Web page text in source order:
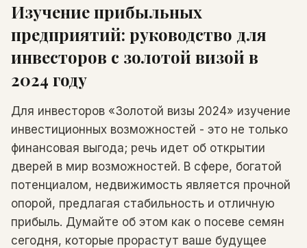
Изучение прибыльных
предприятий: руководство для
инвесторов с золотой визой в
2024 году
Для инвесторов «Золотой визы 2024» изучение
инвестиционных возможностей - это не только
финансовая выгода; речь идет об открытии
дверей в мир возможностей. В сфере, богатой
потенциалом, недвижимость является прочной
опорой, предлагая стабильность и отличную
прибыль. Думайте об этом как о посеве семян
сегодня, которые прорастут ваше будущее